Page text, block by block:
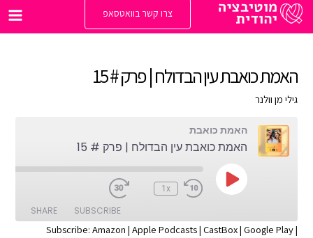
לתוכן
צרו קשר בוואטסאפ
האמת כואבת עין הבדולח | פרק # 15
גילי מן וולנר
האמת כואבת
האמת כואבת עין הבדולח | פרק # 15
Play
Episode
1x
SUBSCRIBE
SHARE
Subscribe: Amazon | Apple Podcasts| CastBox| Google Play|